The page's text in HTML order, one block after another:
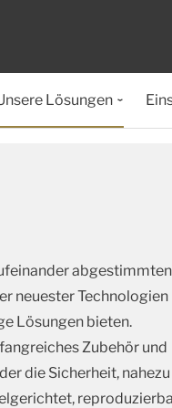
Lösungen
abgestimmten
neuester Technologien
Lösungen bieten.
Zubehör und
die Sicherheit, nahezu